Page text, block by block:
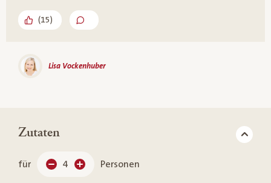
(15)
Lisa Vockenhuber
Zutaten
für 4 Personen